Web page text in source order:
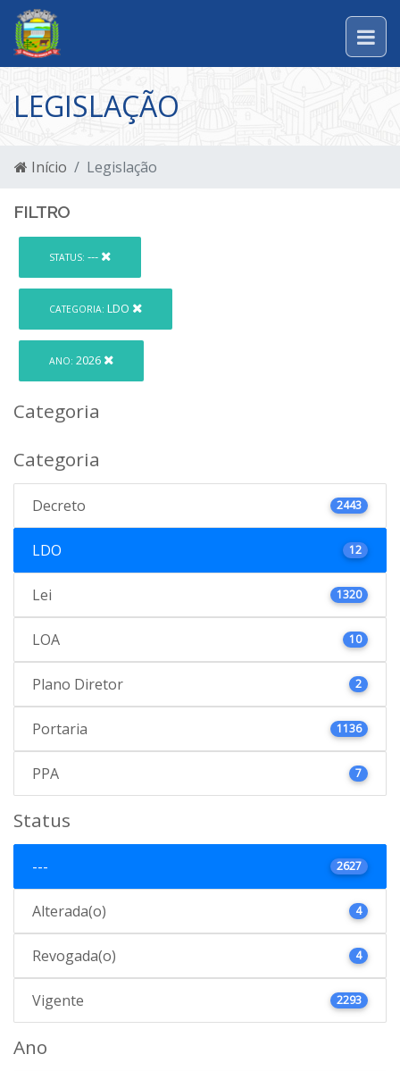
LEGISLAÇÃO
Início Legislação
FILTRO
STATUS: ---
CATEGORIA: LDO
ANO: 2026
Categoria
Categoria
Decreto 2443
LDO 12
Lei 1320
LOA 10
Plano Diretor 2
Portaria 1136
PPA 7
Status
--- 2627
Alterada(o) 4
Revogada(o) 4
Vigente 2293
Ano